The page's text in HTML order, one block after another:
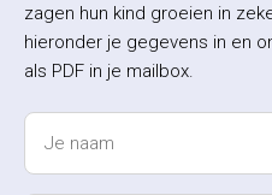
zagen hun kind groeien in
hieronder je gegevens in en
als PDF in je mailbox.